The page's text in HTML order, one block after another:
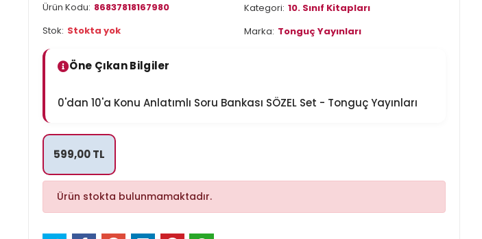
Ürün Kodu: 86837818167980 Kategori: 10. Sınıf Kitapları
Stok: Stokta yok Marka: Tonguç Yayınları
Öne Çıkan Bilgiler
0'dan 10'a Konu Anlatımlı Soru Bankası SÖZEL Set - Tonguç Yayınları
599,00 TL
Ürün stokta bulunmamaktadır.